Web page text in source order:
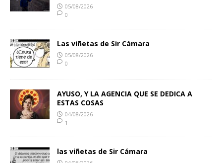
05/08/2026
0
Las viñetas de Sir Cámara
05/08/2026
0
AYUSO, Y LA AGENCIA QUE SE DEDICA A
ESTAS COSAS
04/08/2026
1
las viñetas de Sir Cámara